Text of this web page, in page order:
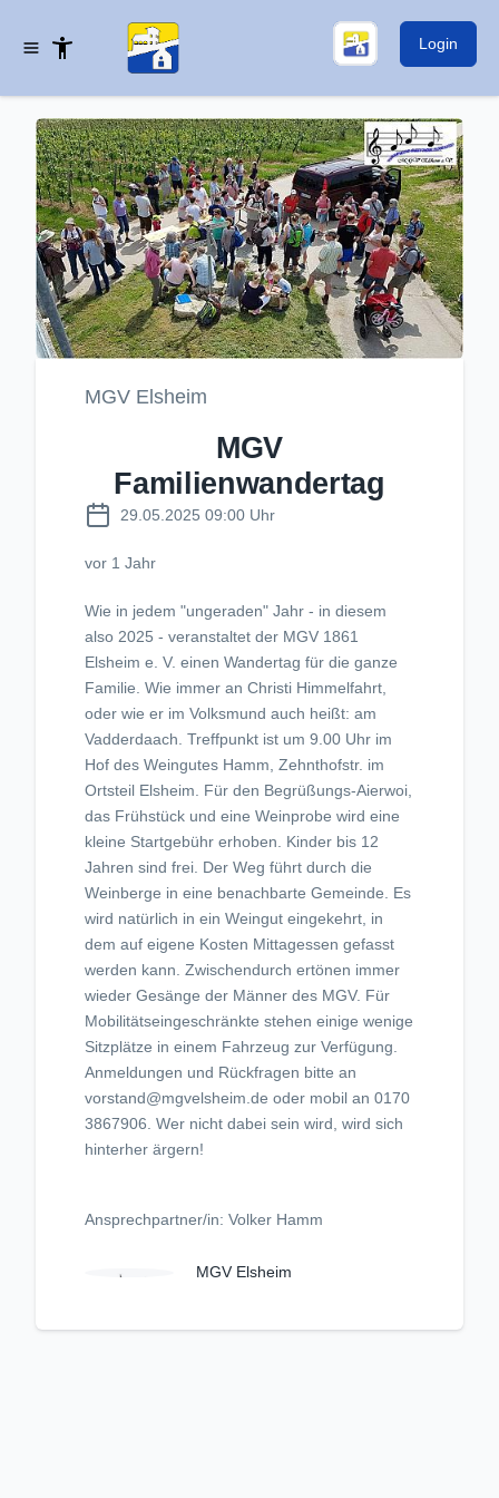
Login
MGV Elsheim
MGV
Familienwandertag
29.05.2025 09:00 Uhr
vor 1 Jahr
Wie in jedem "ungeraden" Jahr - in diesem
also 2025 - veranstaltet der MGV 1861
Elsheim e. V. einen Wandertag für die ganze
Familie. Wie immer an Christi Himmelfahrt,
oder wie er im Volksmund auch heißt: am
Vadderdaach. Treffpunkt ist um 9.00 Uhr im
Hof des Weingutes Hamm, Zehnthofstr. im
Ortsteil Elsheim. Für den Begrüßungs-Aierwoi,
das Frühstück und eine Weinprobe wird eine
kleine Startgebühr erhoben. Kinder bis 12
Jahren sind frei. Der Weg führt durch die
Weinberge in eine benachbarte Gemeinde. Es
wird natürlich in ein Weingut eingekehrt, in
dem auf eigene Kosten Mittagessen gefasst
werden kann. Zwischendurch ertönen immer
wieder Gesänge der Männer des MGV. Für
Mobilitätseingeschränkte stehen einige wenige
Sitzplätze in einem Fahrzeug zur Verfügung.
Anmeldungen und Rückfragen bitte an
vorstand@mgvelsheim.de oder mobil an 0170
3867906. Wer nicht dabei sein wird, wird sich
hinterher ärgern!
Ansprechpartner/in: Volker Hamm
MGV Elsheim